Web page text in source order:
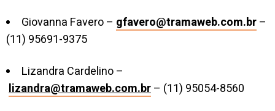
Giovanna Favero – gfavero@tramaweb.com.br–
(11) 95691-9375
Lizandra Cardelino –
lizandra@tramaweb.com.br– (11) 95054-8560